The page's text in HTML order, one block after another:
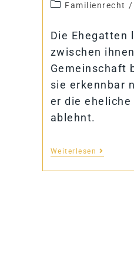
Familienrecht /
Die Ehegatten
zwischen
Gemeinschaft
sie erkennbar
er die
ablehnt.
Weiterlesen